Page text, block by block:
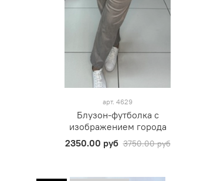
арт.4629
Блузон-футболка с
изображением города
2350.00 руб 3750.00 руб